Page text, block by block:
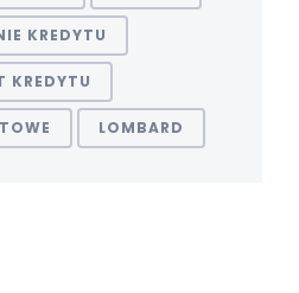
KREDYTU
KREDYTU
LOMBARD